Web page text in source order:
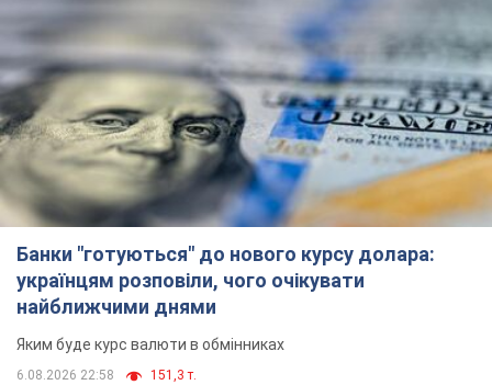
Банки "готуються" до нового курсу долара:
українцям розповіли, чого очікувати
найближчими днями
Яким буде курс валюти в обмінниках
6.08.2026 22:58 151,3 т.